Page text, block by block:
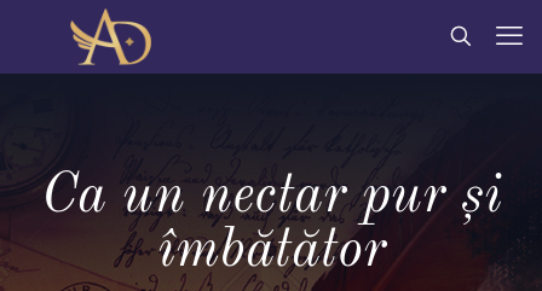
Ca un nectar pur şi
îmbătător